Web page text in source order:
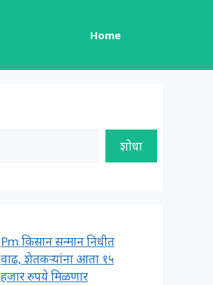
Home
शोधा
Pm किसान सन्मान निधीत
वाढ, शेतकऱ्यांना आता १५
हजार रुपये मिळणार